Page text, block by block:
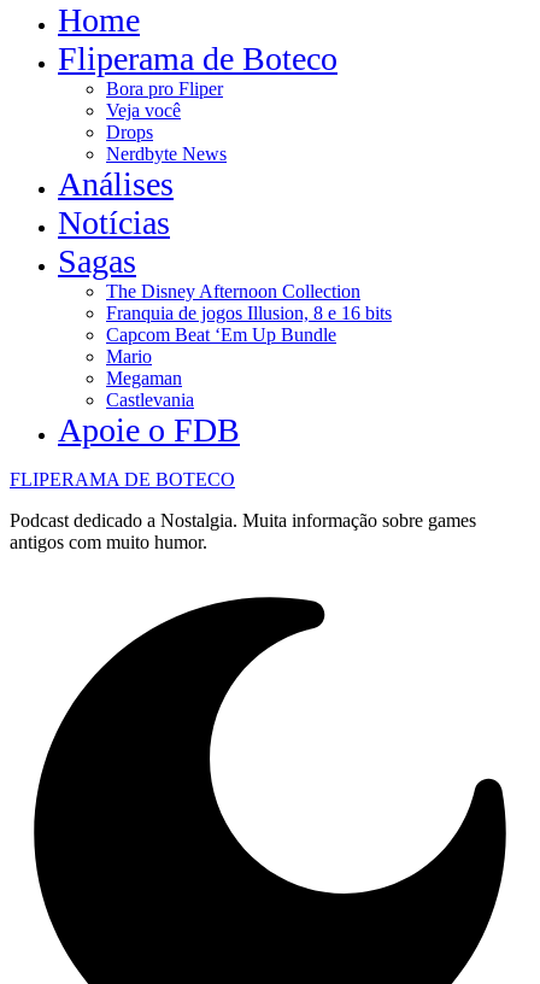
Home
Fliperama de Boteco
Bora pro Fliper
Veja você
Drops
Nerdbyte News
Análises
Notícias
Sagas
The Disney Afternoon Collection
Franquia de jogos Illusion, 8 e 16 bits
Capcom Beat ‘Em Up Bundle
Mario
Megaman
Castlevania
Apoie o FDB
FLIPERAMA DE BOTECO
Podcast dedicado a Nostalgia. Muita informação sobre games
antigos com muito humor.